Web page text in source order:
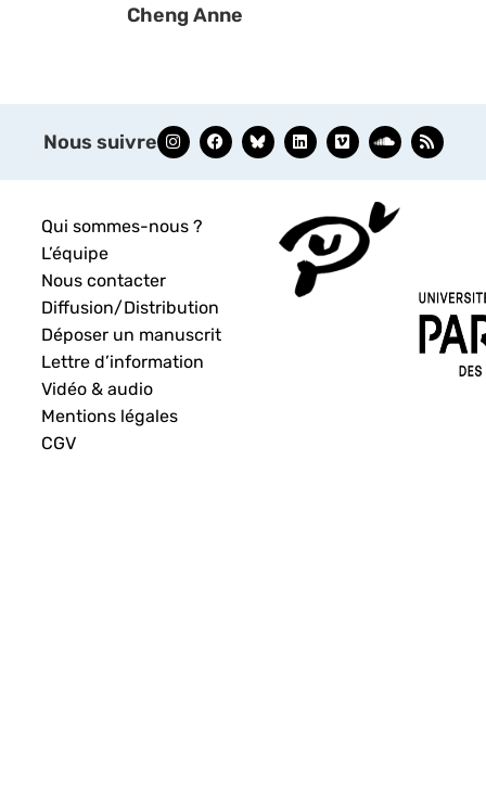
Cheng Anne
Nous suivre
Qui sommes-nous ?
L’équipe
Nous contacter
Diffusion/Distribution
Déposer un manuscrit
Lettre d’information
Vidéo & audio
Mentions légales
CGV